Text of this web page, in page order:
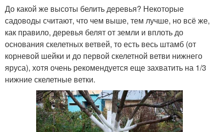
До какой же высоты белить деревья? Некоторые
садоводы считают, что чем выше, тем лучше, но всё же,
как правило, деревья белят от земли и вплоть до
основания скелетных ветвей, то есть весь штамб (от
корневой шейки и до первой скелетной ветви нижнего
яруса), хотя очень рекомендуется еще захватить на 1/3
нижние скелетные ветки.